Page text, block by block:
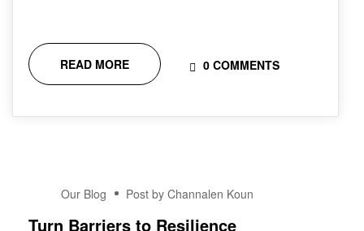
READ MORE 0 COMMENTS
19
Our Blog Post by Channalen Koun
Turn Barriers to Resilience